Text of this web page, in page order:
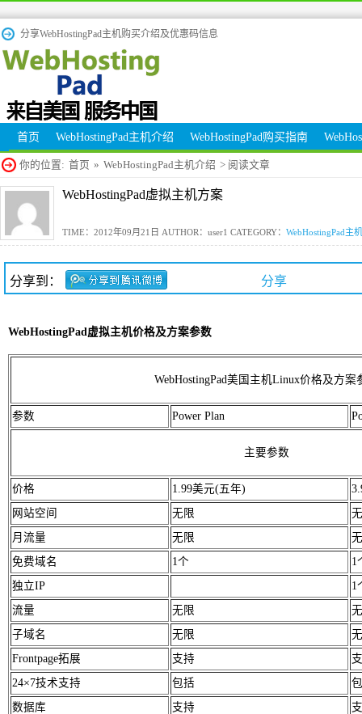
分享WebHostingPad主机购买介绍及优惠码信息
首页 WebHostingPad主机介绍 WebHostingPad购买指南
你的位置: 首页 » WebHostingPad主机介绍 > 阅读文章
WebHostingPad虚拟主机方案
TIME：2012年09月21日 AUTHOR：user1 CATEGORY： WebHostingPad主
分享到： 分享
WebHostingPad虚拟主机价格及方案参数
WebHostingPad美国主机Linux价格及方案
参数 Power Plan
主要参数
价格 1.99美元(五年)
网站空间
无限
月流量
无限
免费域名
1个
1
独立IP
1
流量
无限
子域名
无限
Frontpage拓展
支持
24×7技术支持
包括
数据库
支持